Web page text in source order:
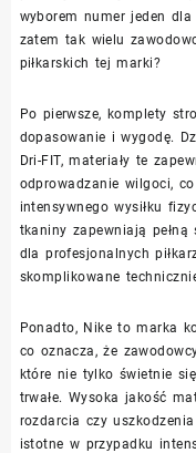
wyborem numer jeden
zatem tak wielu
piłkarskich tej marki?
Po pierwsze, komplety
dopasowanie i wygodę.
Dri-FIT, materiały te
odprowadzanie wilgoci,
intensywnego wysiłku
tkaniny zapewniają
dla profesjonalnych
skomplikowane
Ponadto, Nike to marka
co oznacza, że
które nie tylko świetnie
trwałe. Wysoka jakość
rozdarcia czy
istotne w przypadku